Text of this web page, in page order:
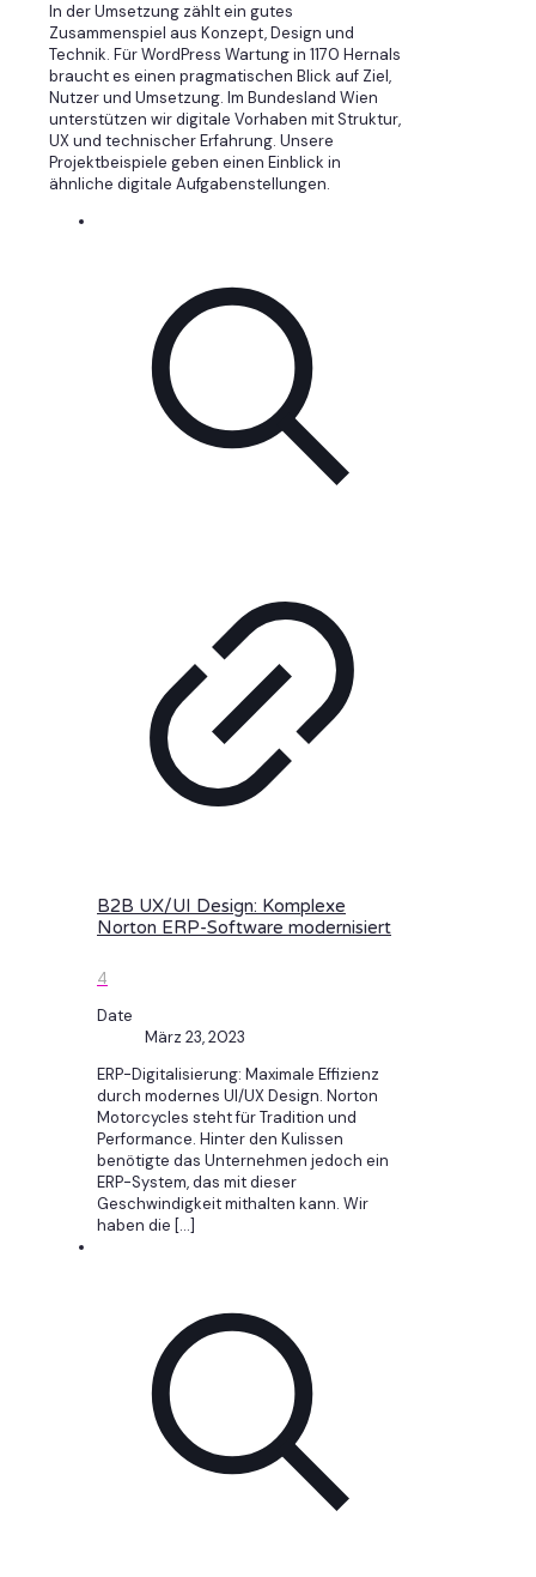
In der Umsetzung zählt ein gutes
Zusammenspiel aus Konzept, Design und
Technik. Für WordPress Wartung in 1170 Hernals
braucht es einen pragmatischen Blick auf Ziel,
Nutzer und Umsetzung. Im Bundesland Wien
unterstützen wir digitale Vorhaben mit Struktur,
UX und technischer Erfahrung. Unsere
Projektbeispiele geben einen Einblick in
ähnliche digitale Aufgabenstellungen.
B2B UX/UI Design: Komplexe
Norton ERP-Software modernisiert
4
Date
März 23, 2023
ERP-Digitalisierung: Maximale Effizienz
durch modernes UI/UX Design. Norton
Motorcycles steht für Tradition und
Performance. Hinter den Kulissen
benötigte das Unternehmen jedoch ein
ERP-System, das mit dieser
Geschwindigkeit mithalten kann. Wir
haben die […]